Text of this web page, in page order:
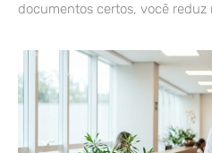
documentos certos, você reduz